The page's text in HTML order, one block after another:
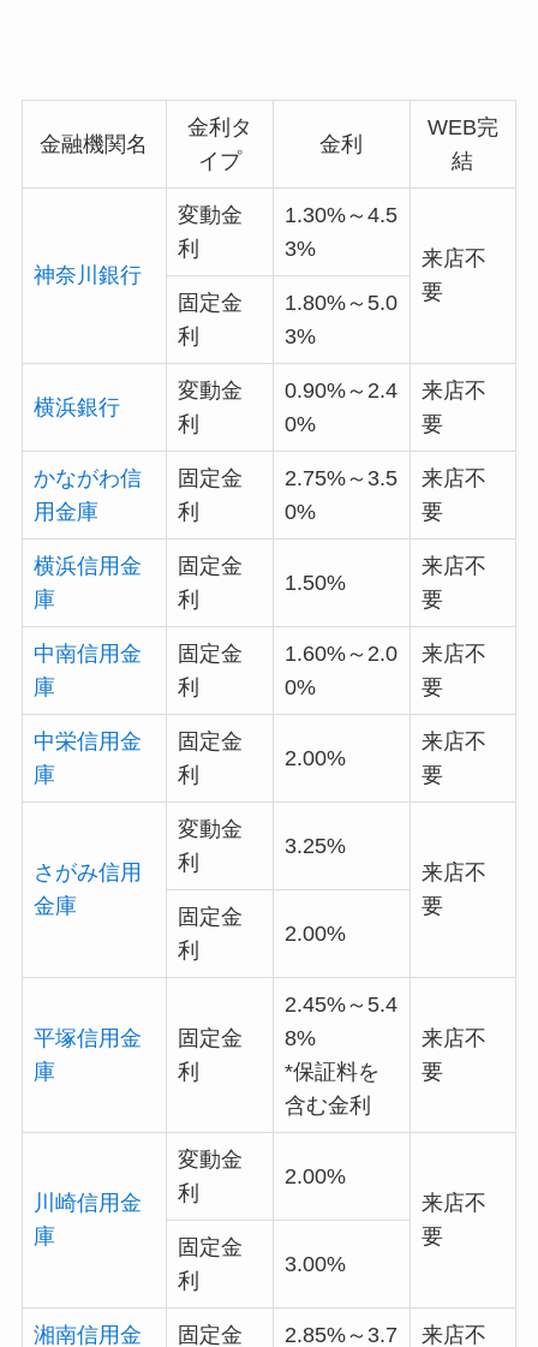
金融機関名
金利タ
イプ
金利
WEB完
結
神奈川銀行
変動金
利
1.30%～4.5
3%
来店不
要
固定金
利
1.80%～5.0
3%
横浜銀行
変動金
利
0.90%～2.4
0%
来店不
要
かながわ信
用金庫
固定金
利
2.75%～3.5
0%
来店不
要
横浜信用金
庫
固定金
利
1.50%
来店不
要
中南信用金
庫
固定金
利
1.60%～2.0
0%
来店不
要
中栄信用金
庫
固定金
利
2.00%
来店不
要
さがみ信用
金庫
変動金
利
3.25%
来店不
要
固定金
利
2.00%
平塚信用金
庫
固定金
利
2.45%～5.4
8%
*保証料を
含む金利
来店不
要
川崎信用金
庫
変動金
利
2.00%
来店不
要
固定金
利
3.00%
湘南信用金
固定金
2.85%～3.7
来店不